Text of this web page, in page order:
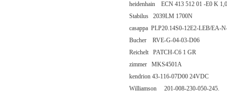
heidenhain ECN 413 512 01 -E0 K
Stabilus 2039LM 1700N
casappa PLP20.14S0-12E2-LEB/EA-
Bucher RVE-G-04-03-D06
Reichelt PATCH-C6 1 GR
zimmer MKS4501A
kendrion 43-116-07D00 24VDC
Williamson 201-008-230-050-245.